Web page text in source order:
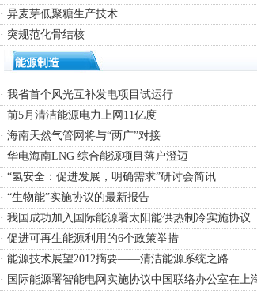
· 异麦芽低聚糖生产技术
· 突规范化骨结核
能源制造
· 我省首个风光互补发电项目试运行
· 前5月清洁能源电力上网11亿度
· 海南天然气管网将与“两广”对接
· 华电海南LNG 综合能源项目落户澄迈
· “氢安全：促进发展，明确需求”研讨会简讯
· “生物能”实施协议的最新报告
· 我国成功加入国际能源署太阳能供热制冷实施协议
· 促进可再生能源利用的6个政策举措
· 能源技术展望2012摘要――清洁能源系统之路
· 国际能源署智能电网实施协议中国联络办公室在上